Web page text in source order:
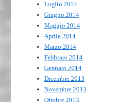
Luglio 2014
Giugno 2014
Maggio 2014
Aprile 2014
Marzo 2014
Febbraio 2014
Gennaio 2014
Dicembre 2013
Novembre 2013
Ottobre 2013